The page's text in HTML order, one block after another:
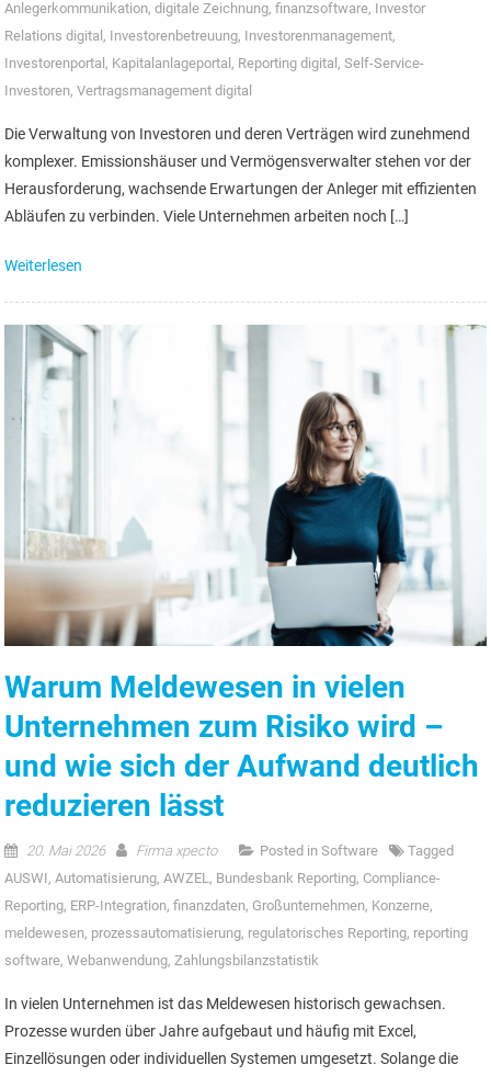
Anlegerkommunikation,digitale Zeichnung,finanzsoftware, Investor
Relations digital , Investorenbetreuung, Investorenmanagement,
Investorenportal , Kapitalanlageportal , Reporting digital ,Self-Service-
Investoren,Vertragsmanagement digital
Die Verwaltung von Investoren und deren Verträgen wird zunehmend
komplexer. Emissionshäuser und Vermögensverwalter stehen vor der
Herausforderung, wachsende Erwartungen der Anleger mit effizienten
Abläufen zu verbinden. Viele Unternehmen arbeiten noch […]
Weiterlesen
Warum Meldewesen in vielen
Unternehmen zum Risiko wird –
und wie sich der Aufwand deutlich
reduzieren lässt
20. Mai 2026 Firma xpecto Posted inSoftware
Tagged
AUSWI,Automatisierung,AWZEL, Bundesbank Reporting,Compliance-
Reporting, ERP-Integration,finanzdaten, Großunternehmen, Konzerne,
meldewesen, prozessautomatisierung, regulatorisches Reporting, reporting
software,Webanwendung,Zahlungsbilanzstatistik
In vielen Unternehmen ist das Meldewesen historisch gewachsen.
Prozesse wurden über Jahre aufgebaut und häufig mit Excel,
Einzellösungen oder individuellen Systemen umgesetzt. Solange die